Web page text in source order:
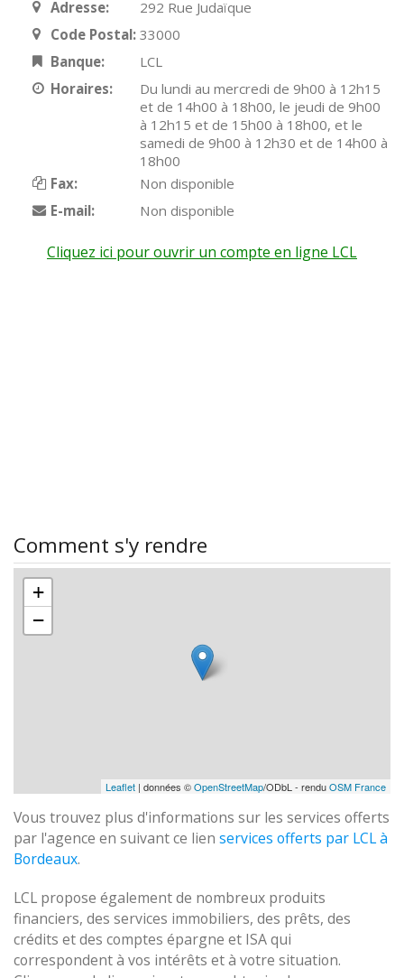
Adresse:
292 Rue Judaïque
Code Postal: 33000
Banque:
LCL
Horaires:
Du lundi au mercredi de 9h00 à 12h15
et de 14h00 à 18h00, le jeudi de 9h00
à 12h15 et de 15h00 à 18h00, et le
samedi de 9h00 à 12h30 et de 14h00 à
18h00
Fax:
Non disponible
E-mail:
Non disponible
Cliquez ici pour ouvrir un compte en ligne LCL
Comment s'y rendre
+
−
Leaflet | données ©OpenStreetMap/ODbL - renduOSM France
Vous trouvez plus d'informations sur les services offerts
par l'agence en suivant ce lien services offerts par LCL à
Bordeaux.
LCL propose également de nombreux produits
financiers, des services immobiliers, des prêts, des
crédits et des comptes épargne et ISA qui
correspondent à vos intérêts et à votre situation.